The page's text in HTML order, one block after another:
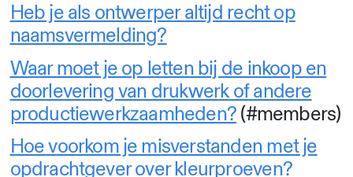
Heb je als ontwerper altijd recht op
naamsvermelding?
Waar moet je op letten bij de inkoop en
doorlevering van drukwerk of andere
productiewerkzaamheden?(#members)
Hoe voorkom je misverstanden met je
opdrachtgever over kleurproeven?